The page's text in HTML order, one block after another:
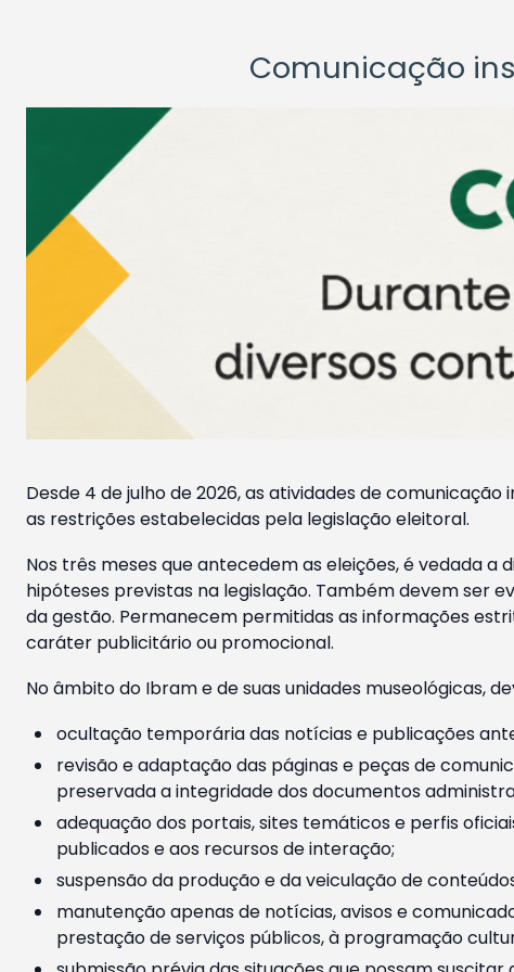
Comunicação
Desde 4 de julho de 2026, as atividades de
as restrições estabelecidas pela legislação eleitoral.
Nos três meses que antecedem as eleições, é vedada
hipóteses previstas na legislação. Também devem ser
da gestão. Permanecem permitidas as informações
caráter publicitário ou promocional.
No âmbito do Ibram e de suas unidades museológicas,
ocultação temporária das notícias e publicações
revisão e adaptação das páginas e peças de
preservada a integridade dos documentos
adequação dos portais, sites temáticos e perfis
publicados e aos recursos de interação;
suspensão da produção e da veiculação de
manutenção apenas de notícias, avisos e
prestação de serviços públicos, à programação